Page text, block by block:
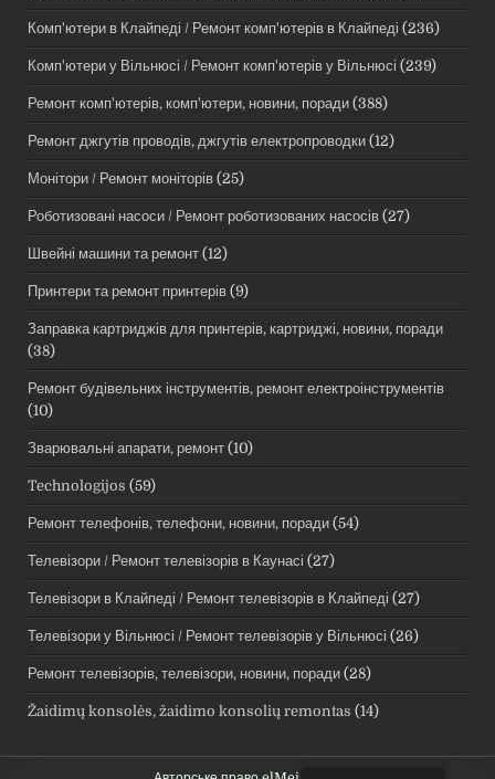
Комп'ютери в Клайпеді / Ремонт комп'ютерів в Клайпеді (236)
Комп'ютери у Вільнюсі / Ремонт комп'ютерів у Вільнюсі (239)
Ремонт комп'ютерів, комп'ютери, новини, поради (388)
Ремонт джгутів проводів, джгутів електропроводки (12)
Монітори / Ремонт моніторів (25)
Роботизовані насоси / Ремонт роботизованих насосів (27)
Швейні машини та ремонт (12)
Принтери та ремонт принтерів (9)
Заправка картриджів для принтерів, картриджі, новини, поради
(38)
Ремонт будівельних інструментів, ремонт електроінструментів
(10)
Зварювальні апарати, ремонт (10)
Technologijos (59)
Ремонт телефонів, телефони, новини, поради (54)
Телевізори / Ремонт телевізорів в Каунасі (27)
Телевізори в Клайпеді / Ремонт телевізорів в Клайпеді (27)
Телевізори у Вільнюсі / Ремонт телевізорів у Вільнюсі (26)
Ремонт телевізорів, телевізори, новини, поради (28)
Žaidimų konsolės, žaidimo konsolių remontas (14)